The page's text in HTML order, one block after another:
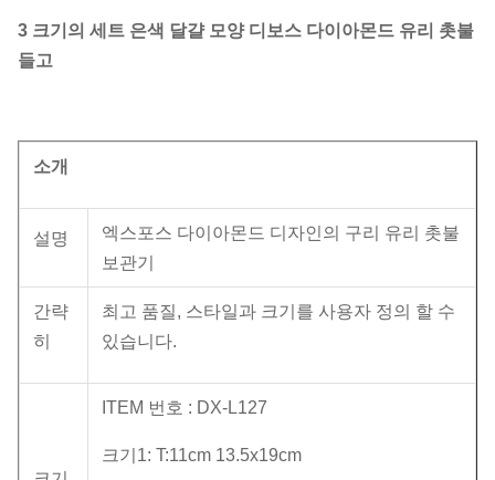
3 크기의 세트 은색 달걀 모양 디보스 다이아몬드 유리 촛불
들고
소개
설명
엑스포스 다이아몬드 디자인의 구리 유리 촛불
보관기
간략
히
최고 품질, 스타일과 크기를 사용자 정의 할 수
있습니다.
ITEM 번호 : DX-L127
크기1: T:11cm 13.5x19cm